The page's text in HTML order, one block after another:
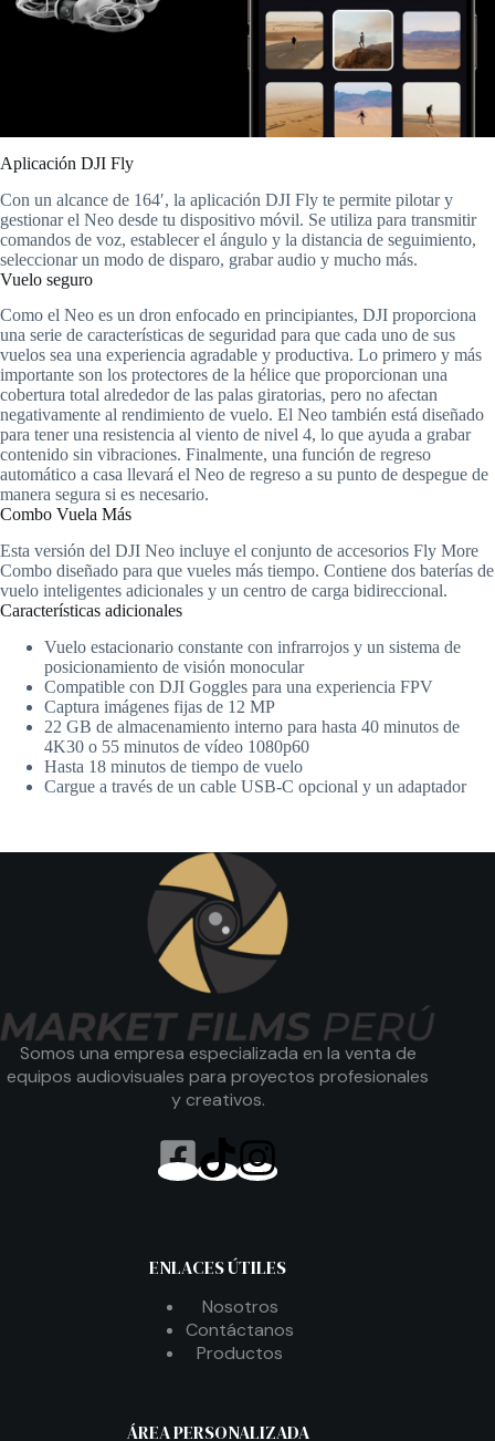
Aplicación DJI Fly
Con un alcance de 164′, la aplicación DJI Fly te permite pilotar y
gestionar el Neo desde tu dispositivo móvil. Se utiliza para transmitir
comandos de voz, establecer el ángulo y la distancia de seguimiento,
seleccionar un modo de disparo, grabar audio y mucho más.
Vuelo seguro
Como el Neo es un dron enfocado en principiantes, DJI proporciona
una serie de características de seguridad para que cada uno de sus
vuelos sea una experiencia agradable y productiva. Lo primero y más
importante son los protectores de la hélice que proporcionan una
cobertura total alrededor de las palas giratorias, pero no afectan
negativamente al rendimiento de vuelo. El Neo también está diseñado
para tener una resistencia al viento de nivel 4, lo que ayuda a grabar
contenido sin vibraciones. Finalmente, una función de regreso
automático a casa llevará el Neo de regreso a su punto de despegue de
manera segura si es necesario.
Combo Vuela Más
Esta versión del DJI Neo incluye el conjunto de accesorios Fly More
Combo diseñado para que vueles más tiempo. Contiene dos baterías de
vuelo inteligentes adicionales y un centro de carga bidireccional.
Características adicionales
Vuelo estacionario constante con infrarrojos y un sistema de
posicionamiento de visión monocular
Compatible con DJI Goggles para una experiencia FPV
Captura imágenes fijas de 12 MP
22 GB de almacenamiento interno para hasta 40 minutos de
4K30 o 55 minutos de vídeo 1080p60
Hasta 18 minutos de tiempo de vuelo
Cargue a través de un cable USB-C opcional y un adaptador
Somos una empresa especializada en la venta de
equipos audiovisuales para proyectos profesionales
y creativos.
ENLACES ÚTILES
Nosotros
Contáctanos
Productos
ÁREA PERSONALIZADA